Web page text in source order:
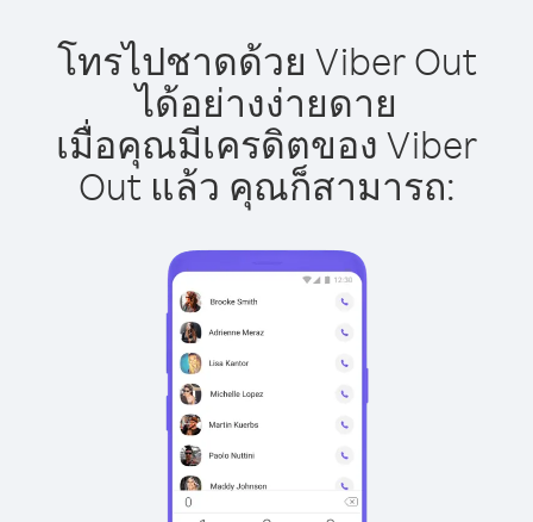
โทรไปชาดด้วย Viber Out
ได้อย่างง่ายดาย
เมื่อคุณมีเครดิตของ Viber
Out แล้ว คุณก็สามารถ: